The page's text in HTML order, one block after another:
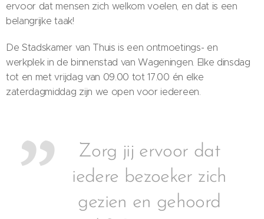
ervoor dat mensen zich welkom voelen, en dat is een
belangrijke taak!
De Stadskamer van Thuis is een ontmoetings- en
werkplek in de binnenstad van Wageningen. Elke dinsdag
tot en met vrijdag van 09.00 tot 17.00 én elke
zaterdagmiddag zijn we open voor iedereen.
Zorg jij ervoor dat
iedere bezoeker zich
gezien en gehoord